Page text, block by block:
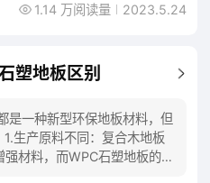
1.14 万阅读量 2023.5.24
塑地板区别
是一种新型环保地板材料，但
生产原料不同：复合木地板
材料，而WPC石塑地板的主